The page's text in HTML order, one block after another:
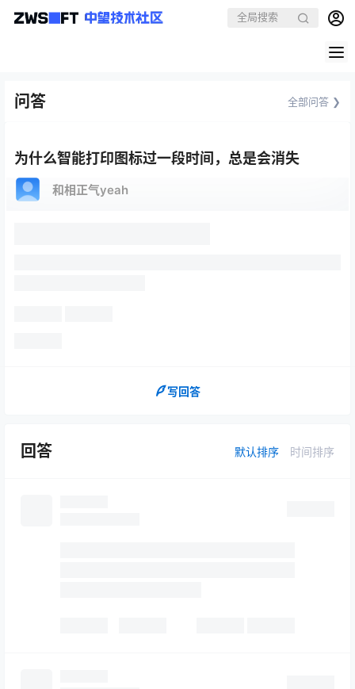
问答 全部问答 ❯
为什么智能打印图标过一段时间，总是会消失
和相正气yeah
写回答
回答 默认排序 时间排序